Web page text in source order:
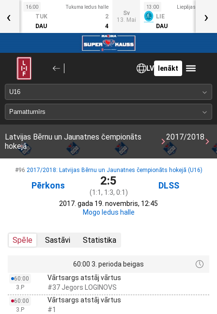
Mai
16:00 Tukuma ledus halle
TUK
2
DAU
4
Sv
13. Mai
13:00 Liepājas OC
LIE
DAU
‹ ›
LV Ienākt
Latvijas Bērnu un Jaunatnes čempionāts
hokejā
2017/2018
#96 2017/2018: Latvijas Bērnu un Jaunatnes čempionāts hokejā (U16)
Pērkons 2:5
(1:1, 1:3, 0:1)
DLSS
2017. gada 19. novembris, 12:45
Mogo ledus halle
Spēle Sastāvi Statistika
60:00 3. perioda beigas
60:00
3.P
Vārtsargs atstāj vārtus
#37 Jegors LOGINOVS
60:00
3.P
Vārtsargs atstāj vārtus
#1